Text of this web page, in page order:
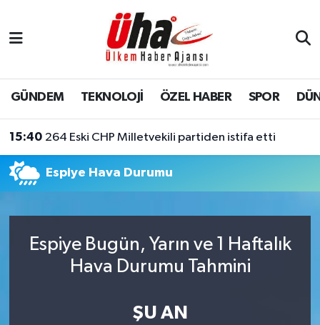
GÜNDEM TEKNOLOJİ ÖZEL HABER SPOR
15:40 264 Eski CHP Milletvekili partiden istifa etti
Espiye Hava Durumu
Espiye Bugün, Yarın ve 1 Haftalık
Hava Durumu Tahmini
ŞU AN
İstanbul Nöbetçi Eczaneler
İstanbul Hava Durumu
Tüm Manşetler
Son Dakika Haberleri